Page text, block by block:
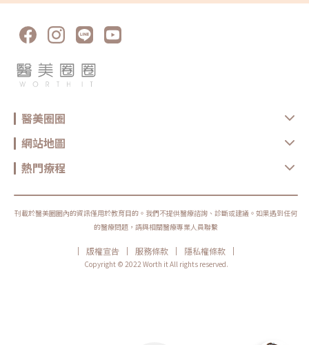
升級。」泰可國際攜手全球醫美大廠Candela Matrix 發表電波翡翠電波，
球業務副總裁 Robert Fielitz 也表示：「全球抗衰老市場(anti-aging
market) 不斷成長，預期 2025 年將超過 800 億美元，並在 2028 年達到
986 億美元，不僅市場規模龐大，目標族群需求也朝客製化、複合式的趨勢
全的醫美儀器。Matrix 翡翠電波結合智慧、精準與創新設計，2023年在美
國上市後即獲得正面迴響。基於對台灣市場的高度重視，Candela 選擇以
台灣做為 Matrix 翡翠電波進入亞太地區的第一站，Candela 對 Matrix 翡
金期體驗Matrix 翡翠電波，給自己的容顏休養生息改善肌膚問題的機會，為
妳「龍」光煥發的 2024 年打底！
善效果有限 而且產品品質容易參差不齊 費用較高 金額 百元內 千元內 數百
至千元以上 7大改善肌膚狀況的好習慣如果想改善粉刺肌膚，除了了解正確
底清潔：為了避免毛孔堵塞而導致粉刺，需要使用適合自己膚質的溫和清潔
產品來早晚清潔臉部，特別是在化妝後更要將彩妝品徹底卸除。如果疏於清
潔，那麼長粉刺的風險就會大大增加，甚至引發其他皮膚問題。 選擇適合
老廢角質，刺激皮膚細胞更新，代謝粉刺，減少毛孔阻塞、降低粉刺生成。
維持正常規律作息：保持固定的作息時間有利於緩解荷爾蒙失調，減緩皮脂
分泌過多的情況，同時也能降低粉刺形成。 良好的飲食習慣：如果想保持
皮膚健康，建議在飲食上減少攝取高油脂和高糖分的食物，可增加含豐富維
持皮膚的健康有益，也能減少粉刺的產生。 避免長期吸菸飲酒：長期吸
菸、飲酒不僅會加速皮膚老化，還會刺激臉部毛囊腺，造成更多的皮脂分
頭套能有效減少皮膚接觸到皮屑、細菌，避免對肌膚造成刺激，降低粉刺生
果時常用手直接觸摸臉部可能會引起感染，甚至導致毛孔堵塞。因此，應該
盡量避免不自覺地用手觸摸臉部，如此一來，可以減少粉刺生成的機會。醫
美無痛清粉刺2大推薦 杏仁酸煥膚杏仁酸是一種溫和的果酸，也是最適合皮
酸能有效地幫助代謝老廢角質、淡化色斑。當皮膚角質層更新後，皮膚會更
加透亮，彈性也會增加。因此，尤其適用於改善痘痘、粉刺、毛孔粗大或色
斑等皮膚問題。目前市面上的杏仁酸煥膚單次療程大約費用在1,500到
醫美圈圈
網站地圖
熱門療程
刊載於醫美圈圈內的資訊僅用於教育目的。我們不提供醫療諮詢、診斷或建議。如果遇到任何
的醫療問題，請與相關醫療專業人員聯繫
| 版權宣告 | 服務條款 | 隱私權條款
|
Copyright © 2022 Worth it All rights reserved.